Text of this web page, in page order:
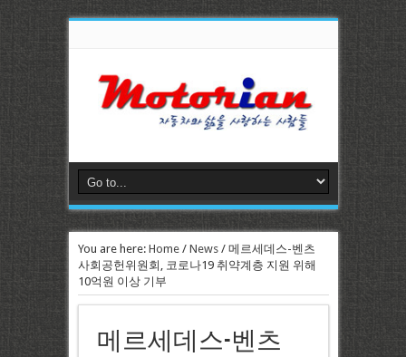
You are here: Home/ News/ 메르세데스-벤츠
사회공헌위원회, 코로나19 취약계층 지원 위해
10억원 이상 기부
메르세데스-벤츠